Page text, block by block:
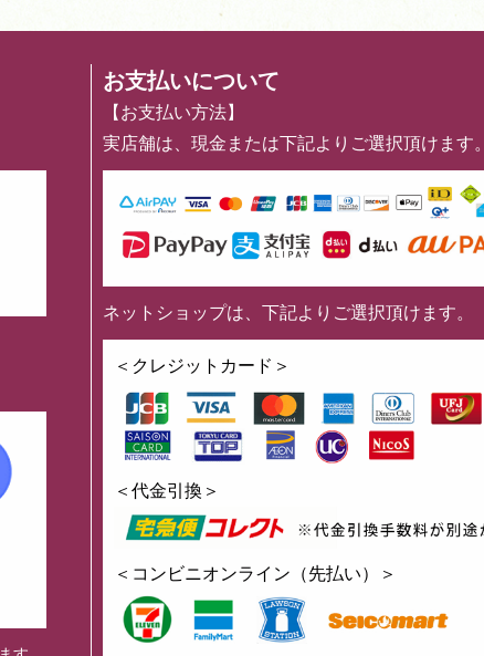
お支払いについて
【お支払い方法】
実店舗は、現金または下記よりご選択頂けます。
ネットショップは、下記よりご選択頂けます。
＜クレジットカード＞
＜代金引換＞
＜コンビニオンライン（先払い）＞